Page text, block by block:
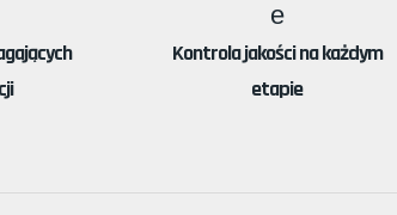
Kontrola jakości na każdym
etapie